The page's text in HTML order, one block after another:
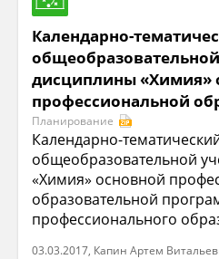
Календарно-
дисциплины «Химия»
профессиональной
Планирование
Календарно-
общеобразовательной
«Химия» основной
образовательной
профессионального
03.03.2017, Капин Артем